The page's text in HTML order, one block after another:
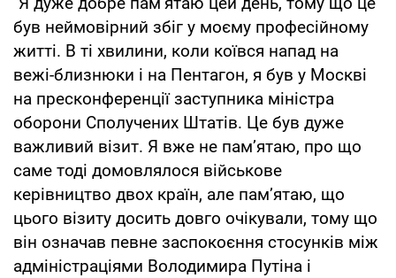
був неймовірний збіг у моєму професійному
житті. В ті хвилини, коли коївся напад на
вежі-близнюки і на Пентагон, я був у Москві
на пресконференції заступника міністра
оборони Сполучених Штатів. Це був дуже
важливий візит. Я вже не пам’ятаю, про що
саме тоді домовлялося військове
керівництво двох країн, але пам’ятаю, що
цього візиту досить довго очікували, тому що
він означав певне заспокоєння стосунків між
адміністраціями Володимира Путіна і